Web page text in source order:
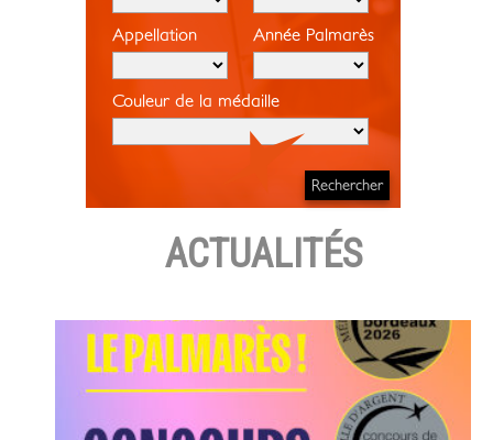
Appellation Année Palmarès
Couleur de la médaille
ACTUALITÉS